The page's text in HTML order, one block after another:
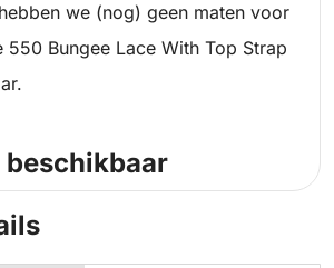
we (nog) geen maten voor
550 Bungee Lace With Top Strap
beschikbaar